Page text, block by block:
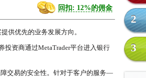
2
3
回扣: 12%的佣金
供优先的业务发展方向。
投资商通过MetaTrader平台进入银行
交易的安全性。针对于客户的服务—